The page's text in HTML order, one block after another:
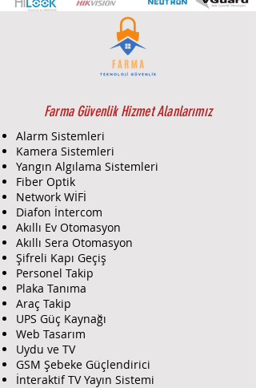
Koruma Sınıfı, 12V DC çalışma
Farma Güvenlik Hizmet Alanlarımız
Alarm Sistemleri
Kamera Sistemleri
Yangın Algılama Sistemleri
Fiber Optik
Network WİFİ
Diafon İntercom
Akıllı Ev Otomasyon
Akıllı Sera Otomasyon
Şifreli Kapı Geçiş
Personel Takip
Plaka Tanıma
Araç Takip
UPS Güç Kaynağı
Web Tasarım
Uydu ve TV
GSM Şebeke Güçlendirici
İnteraktif TV Yayın Sistemi